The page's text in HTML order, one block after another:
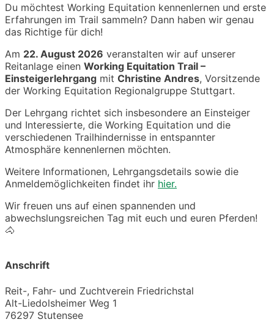
Du möchtest Working Equitation kennenlernen und erste
Erfahrungen im Trail sammeln? Dann haben wir genau
das Richtige für dich!
Am 22. August 2026 veranstalten wir auf unserer
Reitanlage einen Working Equitation Trail –
Einsteigerlehrgang mit Christine Andres, Vorsitzende
der Working Equitation Regionalgruppe Stuttgart.
Der Lehrgang richtet sich insbesondere an Einsteiger
und Interessierte, die Working Equitation und die
verschiedenen Trailhindernisse in entspannter
Atmosphäre kennenlernen möchten.
Weitere Informationen, Lehrgangsdetails sowie die
Anmeldemöglichkeiten findet ihr hier.
Wir freuen uns auf einen spannenden und
abwechslungsreichen Tag mit euch und euren Pferden!
🐴
Anschrift
Reit-, Fahr- und Zuchtverein Friedrichstal
Alt-Liedolsheimer Weg 1
76297 Stutensee